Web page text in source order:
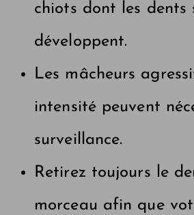
chiots dont les dents
développent.
Les mâcheurs
intensité peuvent
surveillance.
Retirez toujours le
morceau afin que